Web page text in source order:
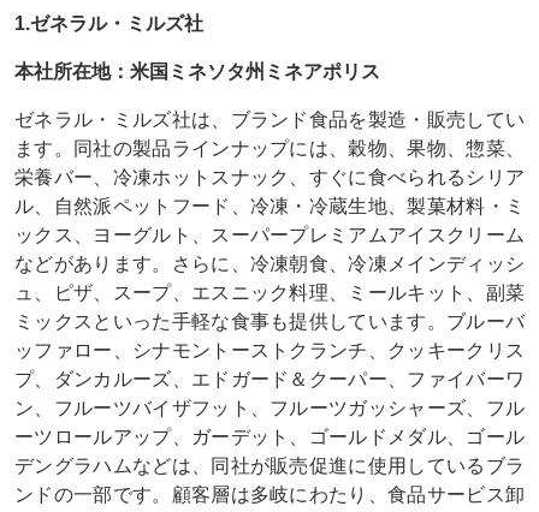
1.ゼネラル・ミルズ社
本社所在地：米国ミネソタ州ミネアポリス
ゼネラル・ミルズ社は、ブランド食品を製造・販売してい
ます。同社の製品ラインナップには、穀物、果物、惣菜、
栄養バー、冷凍ホットスナック、すぐに食べられるシリア
ル、自然派ペットフード、冷凍・冷蔵生地、製菓材料・ミ
ックス、ヨーグルト、スーパープレミアムアイスクリーム
などがあります。さらに、冷凍朝食、冷凍メインディッシ
ュ、ピザ、スープ、エスニック料理、ミールキット、副菜
ミックスといった手軽な食事も提供しています。ブルーバ
ッファロー、シナモントーストクランチ、クッキークリス
プ、ダンカルーズ、エドガード＆クーパー、ファイバーワ
ン、フルーツバイザフット、フルーツガッシャーズ、フル
ーツロールアップ、ガーデット、ゴールドメダル、ゴール
デングラハムなどは、同社が販売促進に使用しているブラ
ンドの一部です。顧客層は多岐にわたり、食品サービス卸